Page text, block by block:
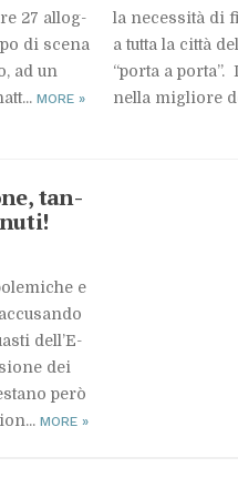
27 al­log­
di sce­na
ad un
MORE »
la ne­ces­si­tà di
a tut­ta la cit­tà
“por­ta a
nel­la mi­glio­re
tan­
e
del­l’E­
dei
però
MORE »